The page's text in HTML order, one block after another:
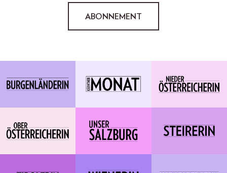
ABONNEMENT